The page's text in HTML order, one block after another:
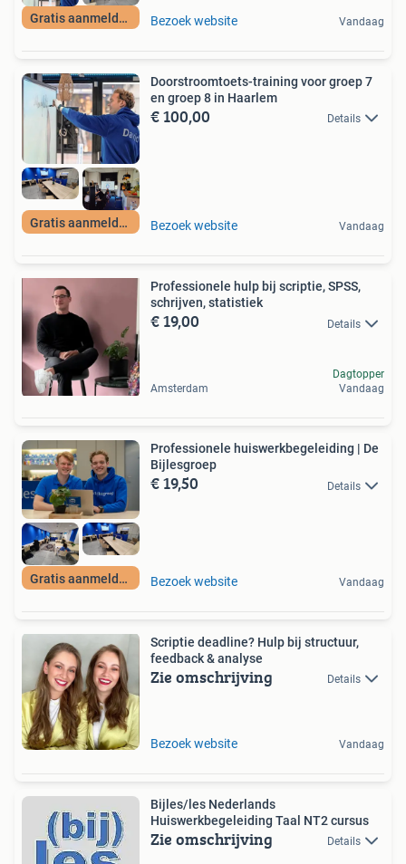
Gratis aanmelden Bezoek website Vandaag
Gratis aanmelden
Doorstroomtoets-training voor groep 7
en groep 8 in Haarlem
€ 100,00 Details
Bezoek website Vandaag
Professionele hulp bij scriptie, SPSS,
schrijven, statistiek
€ 19,00 Details
Amsterdam
Dagtopper
Vandaag
Gratis aanmelden
Professionele huiswerkbegeleiding | De
Bijlesgroep
€ 19,50 Details
Bezoek website Vandaag
Scriptie deadline? Hulp bij structuur,
feedback & analyse
Zie omschrijving Details
Bezoek website Vandaag
Bijles/les Nederlands
Huiswerkbegeleiding Taal NT2 cursus
Zie omschrijving Details